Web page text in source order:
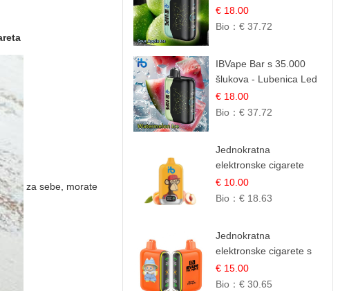
za sebe, morate
Jabuka Led |
Osježavajući Kiselo-
€ 18.00
Bio： € 37.72
IBVape Bar s 35.000
šlukova - Lubenica Led
| Osježavajući Ljetni
Okus
€ 18.00
Bio： € 37.72
Jednokratna
elektronske cigarete
12.000 Puffova -
Breskva i Voćni Sok |
€ 10.00
Bio： € 18.63
Jednokratna
elektronske cigarete s
25.000 šlukova - Mango
& Ananas | Egzotična
€ 15.00
Bio： € 30.65